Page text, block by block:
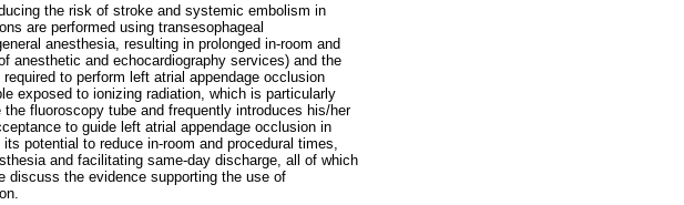
the risk of stroke and systemic embolism in
are performed using transesophageal
anesthesia, resulting in prolonged in-room and
anesthetic and echocardiography services) and the
to perform left atrial appendage occlusion
exposed to ionizing radiation, which is particularly
fluoroscopy tube and frequently introduces his/her
to guide left atrial appendage occlusion in
potential to reduce in-room and procedural times,
and facilitating same-day discharge, all of which
discuss the evidence supporting the use of